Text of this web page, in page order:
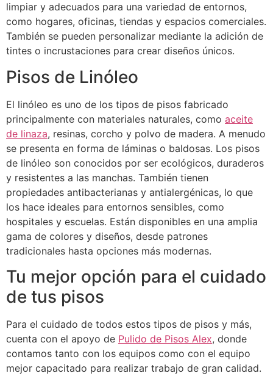
limpiar y adecuados para una variedad de entornos,
como hogares, oficinas, tiendas y espacios comerciales.
También se pueden personalizar mediante la adición de
tintes o incrustaciones para crear diseños únicos.
Pisos de Linóleo
El linóleo es uno de los tipos de pisos fabricado
principalmente con materiales naturales, como aceite
de linaza, resinas, corcho y polvo de madera. A menudo
se presenta en forma de láminas o baldosas. Los pisos
de linóleo son conocidos por ser ecológicos, duraderos
y resistentes a las manchas. También tienen
propiedades antibacterianas y antialergénicas, lo que
los hace ideales para entornos sensibles, como
hospitales y escuelas. Están disponibles en una amplia
gama de colores y diseños, desde patrones
tradicionales hasta opciones más modernas.
Tu mejor opción para el cuidado
de tus pisos
Para el cuidado de todos estos tipos de pisos y más,
cuenta con el apoyo de Pulido de Pisos Alex, donde
contamos tanto con los equipos como con el equipo
mejor capacitado para realizar trabajo de gran calidad.